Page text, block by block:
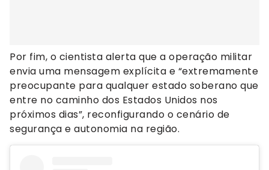
Por fim, o cientista alerta que a operação militar
envia uma mensagem explícita e “extremamente
preocupante para qualquer estado soberano que
entre no caminho dos Estados Unidos nos
próximos dias”, reconfigurando o cenário de
segurança e autonomia na região.